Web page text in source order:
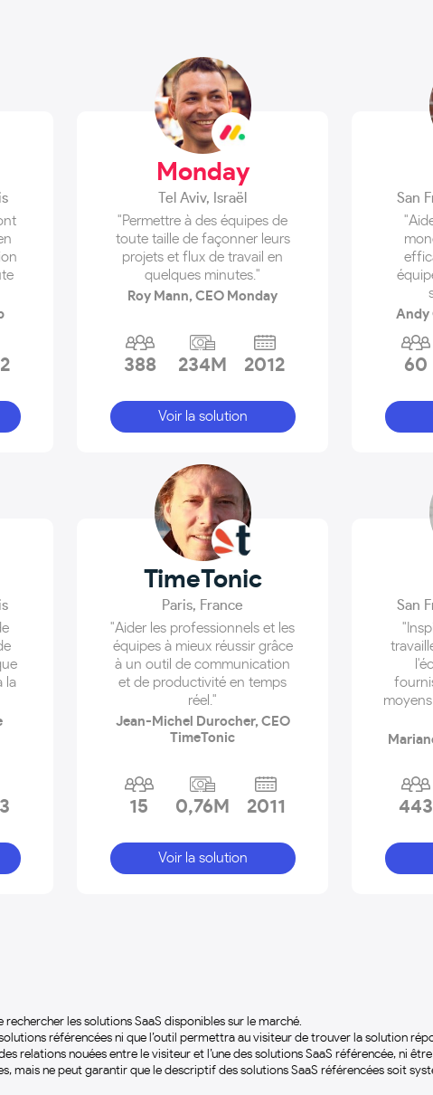
Monday
Tel Aviv, Israël
"Permettre à des équipes de
toute taille de façonner leurs
projets et flux de travail en
quelques minutes."
Roy Mann, CEO Monday
388 234M 2012
Voir la solution
San
Andy
60
la
TimeTonic
Paris, France
"Aider les professionnels et les
équipes à mieux réussir grâce
à un outil de communication
et de productivité en temps
réel."
Jean-Michel Durocher, CEO
TimeTonic
15 0,76M 2011
Voir la solution
San
443
les solutions SaaS disponibles sur le marché.
référencées ni que l’outil permettra au visiteur de trouver la solution
relations nouées entre le visiteur et l’une des solutions SaaS référencée, ni
mais ne peut garantir que le descriptif des solutions SaaS référencées soit